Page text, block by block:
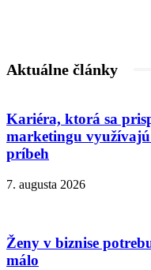
Aktuálne články
Kariéra, ktorá sa
marketingu
príbeh
7. augusta 2026
Ženy v biznise
málo